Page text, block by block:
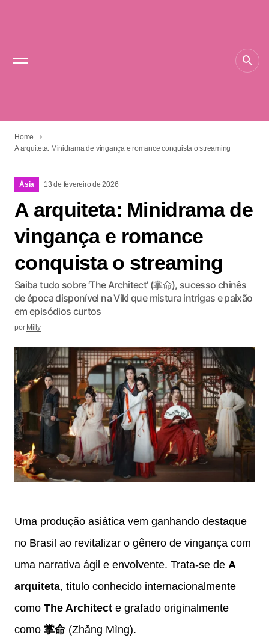
Home
A arquiteta: Minidrama de vingança e romance conquista o streaming
Ásia 13 de fevereiro de 2026
A arquiteta: Minidrama de
vingança e romance
conquista o streaming
Saiba tudo sobre ‘The Architect’ (掌命), sucesso chinês
de época disponível na Viki que mistura intrigas e paixão
em episódios curtos
por Milly
Uma produção asiática vem ganhando destaque
no Brasil ao revitalizar o gênero de vingança com
uma narrativa ágil e envolvente. Trata-se de A
arquiteta, título conhecido internacionalmente
como The Architect e grafado originalmente
como 掌命(Zhǎng Mìng).